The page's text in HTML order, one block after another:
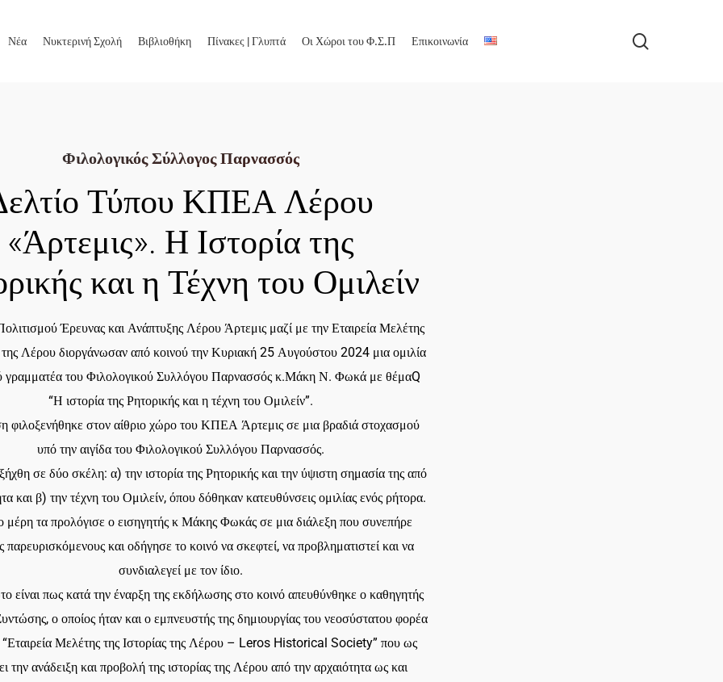
Νέα Νυκτερινή Σχολή Βιβλιοθήκη Πίνακες | Γλυπτά Οι Χώροι του Φ.Σ.Π Επικοινωνία
Φιλολογικός Σύλλογος Παρνασσός
Τύπου ΚΠΕΑ Λέρου
«Άρτεμις». Η Ιστορία της
και η Τέχνη του Ομιλείν
Έρευνας και Ανάπτυξης Λέρου Άρτεμις μαζί με την Εταιρεία Μελέτης
της Λέρου διοργάνωσαν από κοινού την Κυριακή 25 Αυγούστου 2024 μια ομιλία
γραμματέα του Φιλολογικού Συλλόγου Παρνασσός κ.Μάκη Ν. Φωκά με θέμαQ
“Η ιστορία της Ρητορικής και η τέχνη του Ομιλείν”.
φιλοξενήθηκε στον αίθριο χώρο του ΚΠΕΑ Άρτεμις σε μια βραδιά στοχασμού
υπό την αιγίδα του Φιλολογικού Συλλόγου Παρνασσός.
σε δύο σκέλη: α) την ιστορία της Ρητορικής και την ύψιστη σημασία της από
και β) την τέχνη του Ομιλείν, όπου δόθηκαν κατευθύνσεις ομιλίας ενός ρήτορα.
μέρη τα προλόγισε ο εισηγητής κ Μάκης Φωκάς σε μια διάλεξη που συνεπήρε
παρευρισκόμενους και οδήγησε το κοινό να σκεφτεί, να προβληματιστεί και να
συνδιαλεγεί με τον ίδιο.
είναι πως κατά την έναρξη της εκδήλωσης στο κοινό απευθύνθηκε ο καθηγητής
ο οποίος ήταν και ο εμπνευστής της δημιουργίας του νεοσύστατου φορέα
“Εταιρεία Μελέτης της Ιστορίας της Λέρου – Leros Historical Society” που ως
την ανάδειξη και προβολή της ιστορίας της Λέρου από την αρχαιότητα ως και